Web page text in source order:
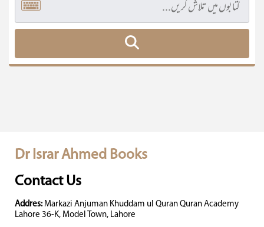
Dr Israr Ahmed Books
Contact Us
Addres: Markazi Anjuman Khuddam ul Quran Quran Academy
Lahore 36-K, Model Town, Lahore